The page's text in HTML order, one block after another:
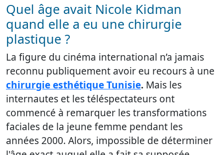
Quel âge avait Nicole Kidman
quand elle a eu une chirurgie
plastique ?
La figure du cinéma international n’a jamais
reconnu publiquement avoir eu recours à une
chirurgie esthétique Tunisie. Mais les
internautes et les téléspectateurs ont
commencé à remarquer les transformations
faciales de la jeune femme pendant les
années 2000. Alors, impossible de déterminer